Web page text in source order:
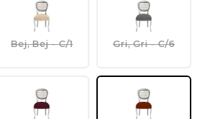
Bej, Bej - C/1 Gri, Gri - C/6